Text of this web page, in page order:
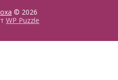
© 2026
WP Puzzle